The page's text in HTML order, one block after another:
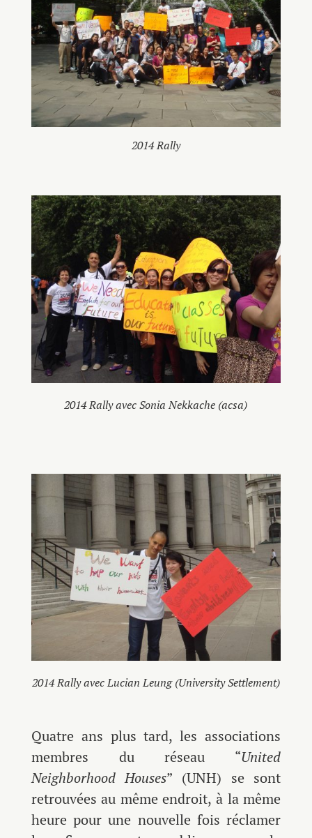
2014 Rally
2014 Rally avec Sonia Nekkache (acsa)
2014 Rally avec Lucian Leung (University Settlement)
Quatre ans plus tard, les associations
membres du réseau “United
Neighborhood Houses” (UNH) se sont
retrouvées au même endroit, à la même
heure pour une nouvelle fois réclamer